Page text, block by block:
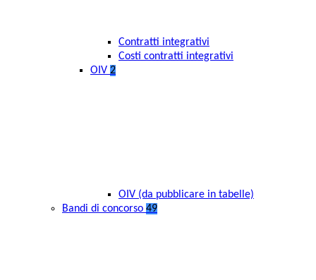
Contratti integrativi
Costi contratti integrativi
OIV 2
OIV (da pubblicare in tabelle)
Bandi di concorso 49